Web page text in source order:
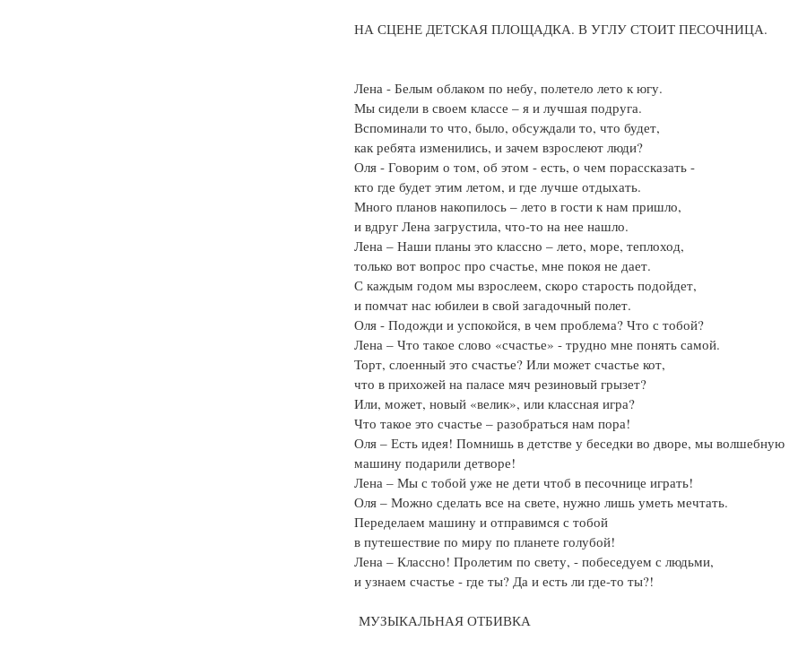
НА СЦЕНЕ ДЕТСКАЯ ПЛОЩАДКА. В УГЛУ СТОИТ ПЕСОЧНИЦА.
Лена - Белым облаком по небу, полетело лето к югу.
Мы сидели в своем классе – я и лучшая подруга.
Вспоминали то что, было, обсуждали то, что будет,
как ребята изменились, и зачем взрослеют люди?
Оля - Говорим о том, об этом - есть, о чем порассказать -
кто где будет этим летом, и где лучше отдыхать.
Много планов накопилось – лето в гости к нам пришло,
и вдруг Лена загрустила, что-то на нее нашло.
Лена – Наши планы это классно – лето, море, теплоход,
только вот вопрос про счастье, мне покоя не дает.
С каждым годом мы взрослеем, скоро старость подойдет,
и помчат нас юбилеи в свой загадочный полет.
Оля - Подожди и успокойся, в чем проблема? Что с тобой?
Лена – Что такое слово «счастье» - трудно мне понять самой.
Торт, слоенный это счастье? Или может счастье кот,
что в прихожей на паласе мяч резиновый грызет?
Или, может, новый «велик», или классная игра?
Что такое это счастье – разобраться нам пора!
Оля – Есть идея! Помнишь в детстве у беседки во дворе, мы волшебную
машину подарили детворе!
Лена – Мы с тобой уже не дети чтоб в песочнице играть!
Оля – Можно сделать все на свете, нужно лишь уметь мечтать.
Переделаем машину и отправимся с тобой
в путешествие по миру по планете голубой!
Лена – Классно! Пролетим по свету, - побеседуем с людьми,
и узнаем счастье - где ты? Да и есть ли где-то ты?!
МУЗЫКАЛЬНАЯ ОТБИВКА